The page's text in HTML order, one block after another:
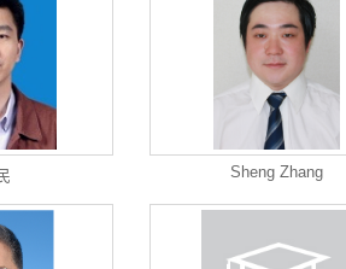
Sheng Zhang